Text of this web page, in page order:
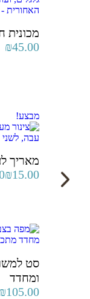
מכונית
₪45.00
מבצע!
מאריך
₪15.00
סט
ומחדד
₪105.00